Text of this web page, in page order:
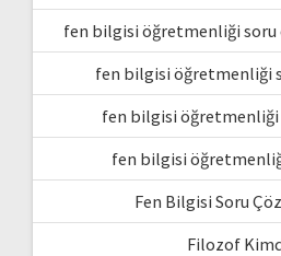
fen bilgisi öğretmenliği soru
fen bilgisi öğretmenliği
fen bilgisi öğretmenliği
fen bilgisi
Fen Bilgisi Soru
Filozof